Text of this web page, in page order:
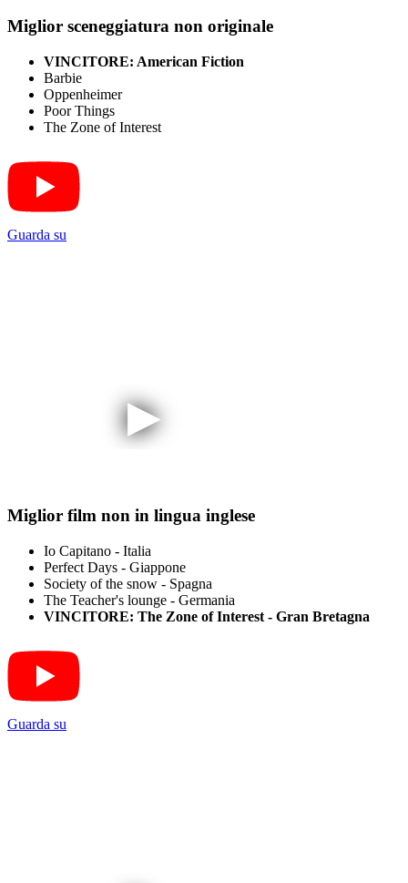
Miglior sceneggiatura non originale
VINCITORE: American Fiction
Barbie
Oppenheimer
Poor Things
The Zone of Interest
Guarda su
Miglior film non in lingua inglese
Io Capitano - Italia
Perfect Days - Giappone
Society of the snow - Spagna
The Teacher's lounge - Germania
VINCITORE: The Zone of Interest - Gran Bretagna
Guarda su